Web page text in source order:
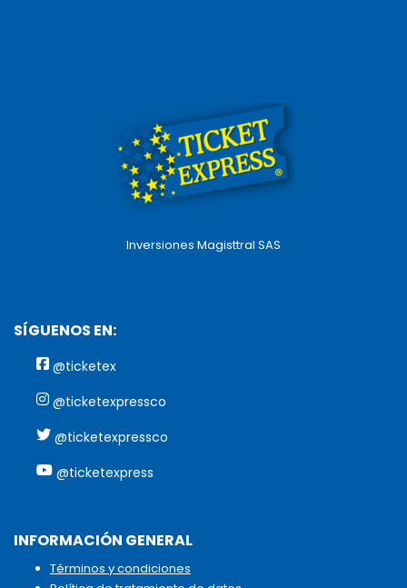
Inversiones Magisttral SAS
SÍGUENOS EN:
@ticketex
@ticketexpressco
@ticketexpressco
@ticketexpress
INFORMACIÓN GENERAL
Términos y condiciones